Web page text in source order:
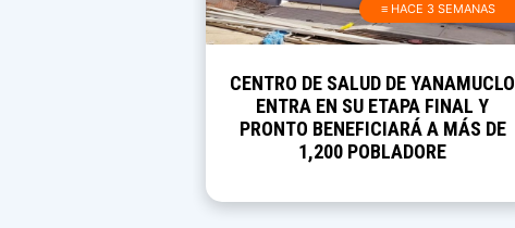
≡ HACE 3 SEMANAS
CENTRO DE SALUD DE YANAMUCLO
ENTRA EN SU ETAPA FINAL Y
PRONTO BENEFICIARÁ A MÁS DE
1,200 POBLADORE